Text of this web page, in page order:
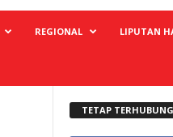
REGIONAL LIPUTAN
TETAP TERHUBUNG